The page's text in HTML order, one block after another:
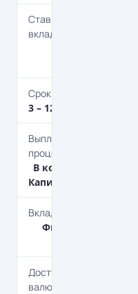
Ставка по
вкладу
Срок депозита
3 – 12 мес.
Выплата
процентов
В конце срока,
Капитализация
Вкладчик
Физическим
Доступные
валюты